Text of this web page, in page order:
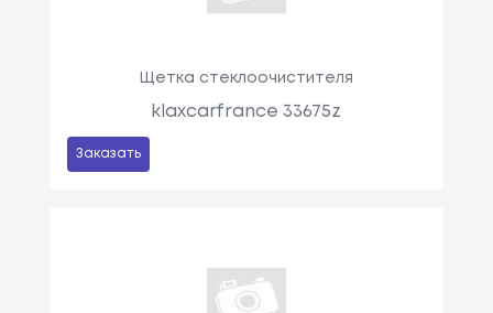
Щетка стеклоочистителя
klaxcarfrance 33675z
Заказать